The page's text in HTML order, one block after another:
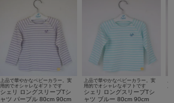
上品で華やかなベビーカラー。実
用的でオシャレなギフトです
シェリ ロングスリーブTシ
ャツ パープル 80cm 90cm
上品で華やかなベビーカラー。実
用的でオシャレなギフトです
シェリ ロングスリーブTシ
ャツ ブルー 80cm 90cm